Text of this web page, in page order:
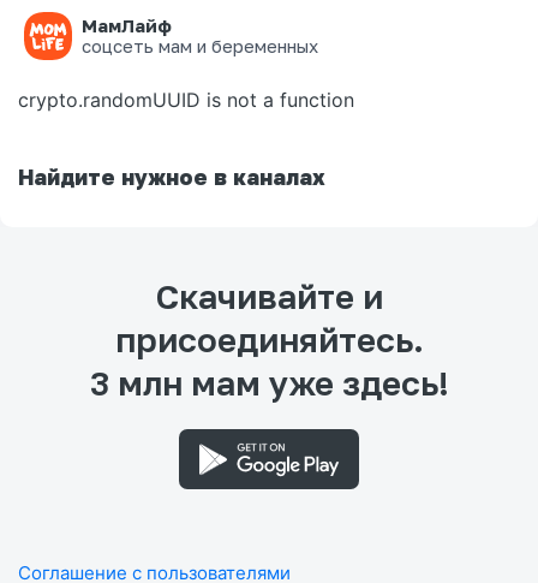
МамЛайф
соцсеть мам и беременных
Ошибка на странице
crypto.randomUUID is not a function
Найдите нужное в каналах
Скачивайте и
присоединяйтесь.
3 млн мам уже здесь!
Соглашение с пользователями